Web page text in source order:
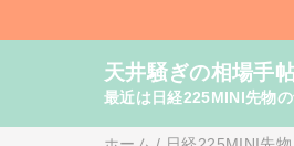
天井騒ぎの相場手
最近は日経225MINI先物